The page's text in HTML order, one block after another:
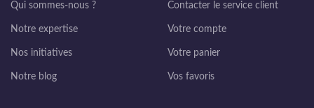
Qui sommes-nous ?
Notre expertise
Nos initiatives
Notre blog
Contacter le service client
Votre compte
Votre panier
Vos favoris